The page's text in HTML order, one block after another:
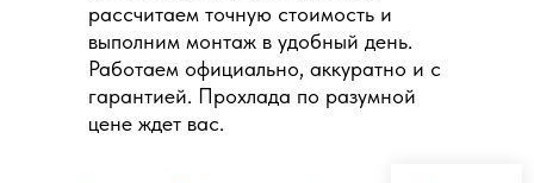
рассчитаем точную стоимость и
выполним монтаж в удобный день.
Работаем официально, аккуратно и с
гарантией. Прохлада по разумной
цене ждет вас.